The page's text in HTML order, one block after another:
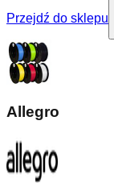
Przejdź do sklepu
Allegro